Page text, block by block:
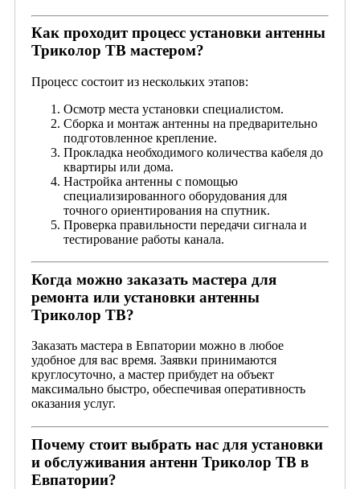
Как проходит процесс установки антенны
Триколор ТВ мастером?
Процесс состоит из нескольких этапов:
Осмотр места установки специалистом.
Сборка и монтаж антенны на предварительно
подготовленное крепление.
Прокладка необходимого количества кабеля до
квартиры или дома.
Настройка антенны с помощью
специализированного оборудования для
точного ориентирования на спутник.
Проверка правильности передачи сигнала и
тестирование работы канала.
Когда можно заказать мастера для
ремонта или установки антенны
Триколор ТВ?
Заказать мастера в Евпатории можно в любое
удобное для вас время. Заявки принимаются
круглосуточно, а мастер прибудет на объект
максимально быстро, обеспечивая оперативность
оказания услуг.
Почему стоит выбрать наc для установки
и обслуживания антенн Триколор ТВ в
Евпатории?